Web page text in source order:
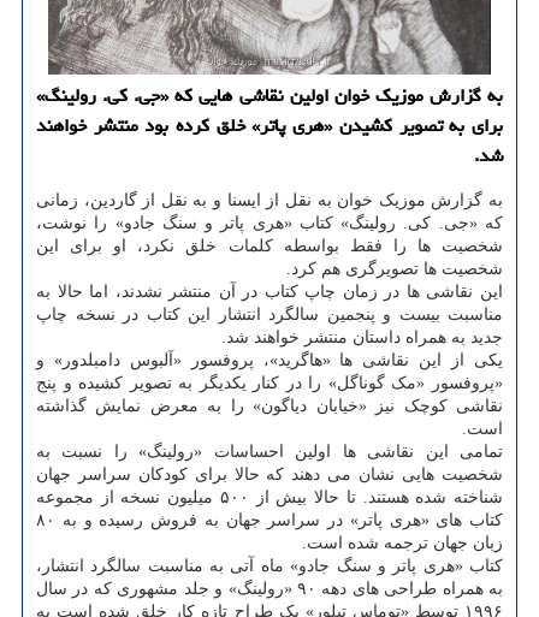
به گزارش موزیک خوان اولین نقاشی هایی که «جی. کی. رولینگ»
برای به تصویر کشیدن «هری پاتر» خلق کرده بود منتشر خواهند
شد.
به گزارش موزیک خوان به نقل از ایسنا و به نقل از گاردین، زمانی
که «جی. کی. رولینگ» کتاب «هری پاتر و سنگ جادو» را نوشت،
شخصیت ها را فقط بواسطه کلمات خلق نکرد، او برای این
شخصیت ها تصویرگری هم کرد.
این نقاشی ها در زمان چاپ کتاب در آن منتشر نشدند، اما حالا به
مناسبت بیست و پنجمین سالگرد انتشار این کتاب در نسخه چاپ
جدید به همراه داستان منتشر خواهند شد.
یکی از این نقاشی ها «هاگرید»، پروفسور «آلبوس دامبلدور» و
«پروفسور «مک گوناگل» را در کنار یکدیگر به تصویر کشیده و پنج
نقاشی کوچک نیز «خیابان دیاگون» را به معرض نمایش گذاشته
است.
تمامی این نقاشی ها اولین احساسات «رولینگ» را نسبت به
شخصیت هایی نشان می دهند که حالا برای کودکان سراسر جهان
شناخته شده هستند. تا حالا بیش از ۵۰۰ میلیون نسخه از مجموعه
کتاب های «هری پاتر» در سراسر جهان به فروش رسیده و به ۸۰
زبان جهان ترجمه شده است.
کتاب «هری پاتر و سنگ جادو» ماه آتی به مناسبت سالگرد انتشار،
به همراه طراحی های دهه ۹۰ «رولینگ» و جلد مشهوری که در سال
۱۹۹۶ توسط «توماس تیلور» یک طراح تازه کار خلق شده است به